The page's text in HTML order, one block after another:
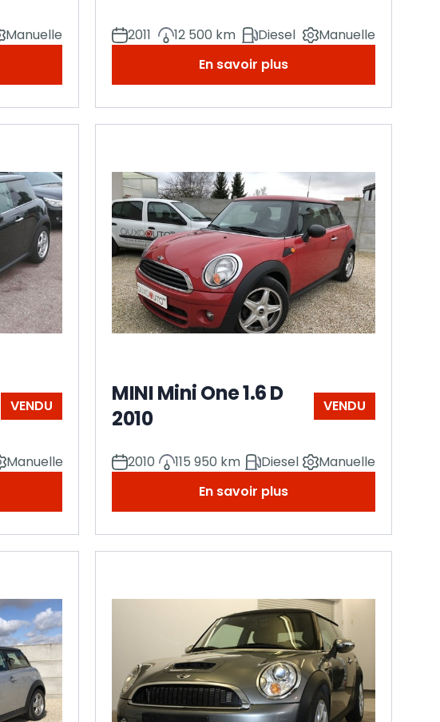
Manuelle
2011 12 500 km Diesel
Manuelle
En savoir plus
VENDU
Manuelle
MINI Mini One 1.6 D
2010
VENDU
2010 115 950 km Diesel
Manuelle
En savoir plus